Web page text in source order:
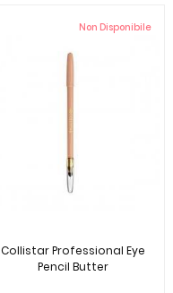
Non Disponibile
Collistar Professional Eye
Pencil Butter